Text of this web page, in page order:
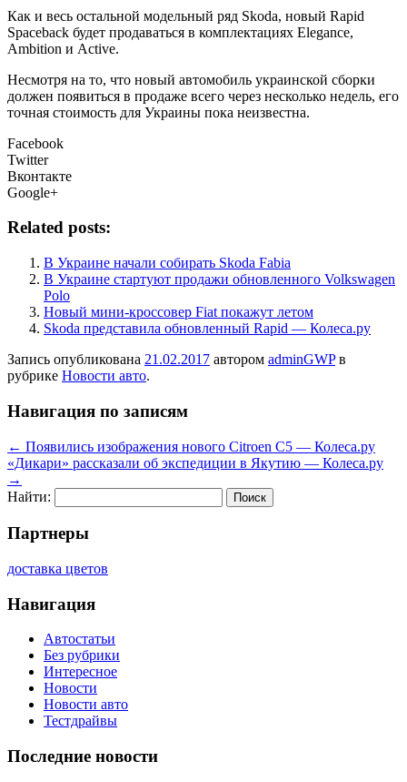
Как и весь остальной модельный ряд Skoda, новый Rapid
Spaceback будет продаваться в комплектациях Elegance,
Ambition и Active.
Несмотря на то, что новый автомобиль украинской сборки
должен появиться в продаже всего через несколько недель, его
точная стоимость для Украины пока неизвестна.
Facebook
Twitter
Вконтакте
Google+
Related posts:
В Украине начали собирать Skoda Fabia
В Украине стартуют продажи обновленного Volkswagen
Polo
Новый мини-кроссовер Fiat покажут летом
Skoda представила обновленный Rapid — Колеса.ру
Запись опубликована 21.02.2017 автором adminGWPв
рубрике Новости авто.
Навигация по записям
← Появились изображения нового Citroen C5 — Колеса.ру
«Дикари» рассказали об экспедиции в Якутию — Колеса.ру
→
Найти:
Партнеры
доставка цветов
Навигация
Автостатьи
Без рубрики
Интересное
Новости
Новости авто
Тестдрайвы
Последние новости